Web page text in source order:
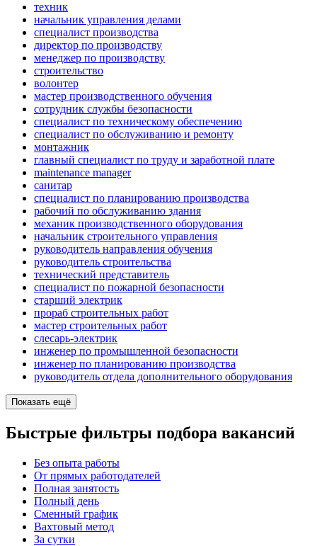
техник
начальник управления делами
специалист производства
директор по производству
менеджер по производству
строительство
волонтер
мастер производственного обучения
сотрудник службы безопасности
специалист по техническому обеспечению
специалист по обслуживанию и ремонту
монтажник
главный специалист по труду и заработной плате
maintenance manager
санитар
специалист по планированию производства
рабочий по обслуживанию здания
механик производственного оборудования
начальник строительного управления
руководитель направления обучения
руководитель строительства
технический представитель
специалист по пожарной безопасности
старший электрик
прораб строительных работ
мастер строительных работ
слесарь-электрик
инженер по промышленной безопасности
инженер по планированию производства
руководитель отдела дополнительного оборудования
Показать ещё
Быстрые фильтры подбора вакансий
Без опыта работы
От прямых работодателей
Полная занятость
Полный день
Сменный график
Вахтовый метод
За сутки